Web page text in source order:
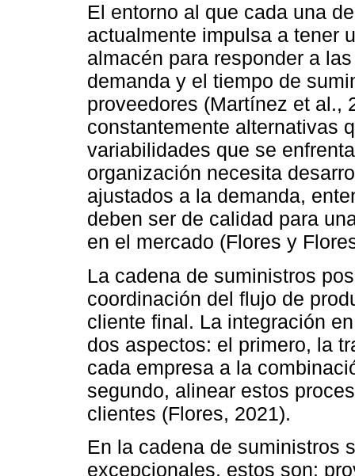
El entorno al que cada una
actualmente impulsa a tener
almacén para responder a
demanda y el tiempo de
proveedores (Martínez et al.,
constantemente alternativas
variabilidades que se
organización necesita
ajustados a la demanda,
deben ser de calidad para
en el mercado (Flores y
La cadena de suministros
coordinación del flujo de
cliente final. La integración
dos aspectos: el primero, la
cada empresa a la
segundo, alinear estos
clientes (Flores, 2021).
En la cadena de suministros
excepcionales, estos son: